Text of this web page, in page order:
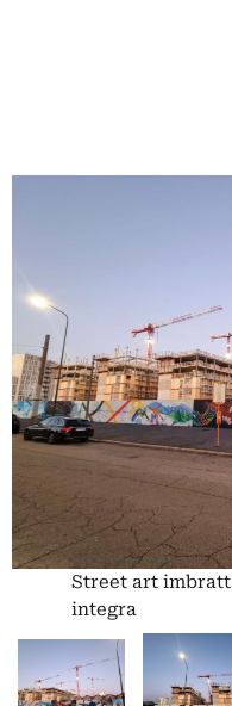
Street art
integra